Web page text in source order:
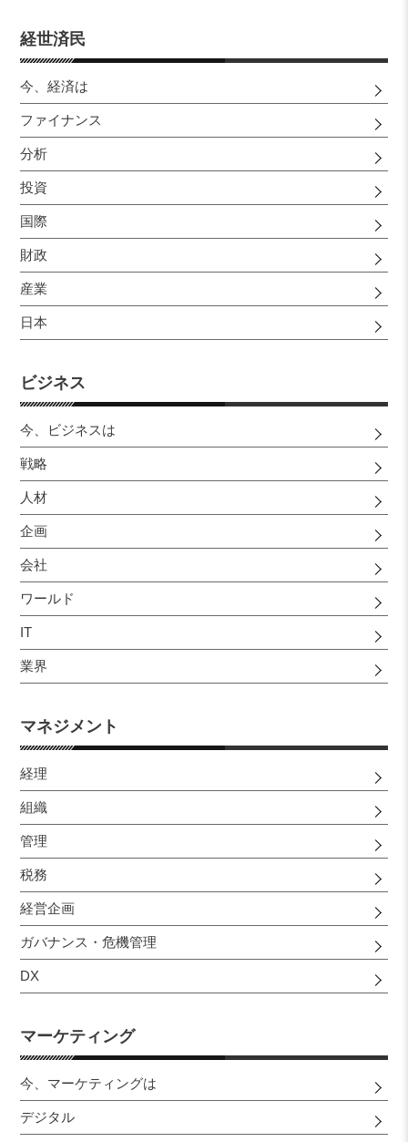
経世済民
今、経済は
ファイナンス
分析
投資
国際
財政
産業
日本
ビジネス
今、ビジネスは
戦略
人材
企画
会社
ワールド
IT
業界
マネジメント
経理
組織
管理
税務
経営企画
ガバナンス・危機管理
DX
マーケティング
今、マーケティングは
デジタル